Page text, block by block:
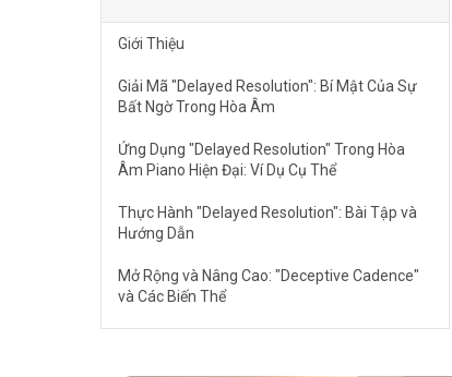
Giới Thiệu
Giải Mã "Delayed Resolution": Bí Mật Của Sự
Bất Ngờ Trong Hòa Âm
Ứng Dụng "Delayed Resolution" Trong Hòa
Âm Piano Hiện Đại: Ví Dụ Cụ Thể
Thực Hành "Delayed Resolution": Bài Tập và
Hướng Dẫn
Mở Rộng và Nâng Cao: "Deceptive Cadence"
và Các Biến Thể